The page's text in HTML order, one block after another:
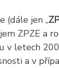
(dále jen „
ZPZE a
v letech
a v